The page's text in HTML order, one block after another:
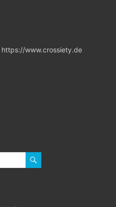
https://www.crossiety.de